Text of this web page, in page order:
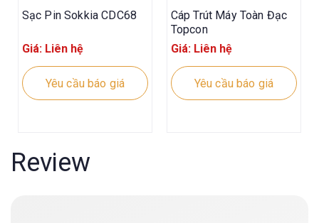
Sạc Pin Sokkia CDC68
Giá: Liên hệ
Yêu cầu báo giá
Cáp Trút Máy Toàn Đạc
Topcon
Giá: Liên hệ
Yêu cầu báo giá
Review